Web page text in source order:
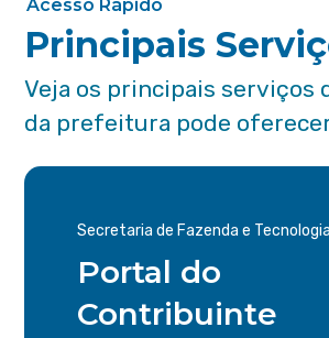
Acesso Rápido
Principais
Veja os principais serviços
da prefeitura pode
Secretaria de Fazenda e Tecnologia
Portal do
Contribuinte